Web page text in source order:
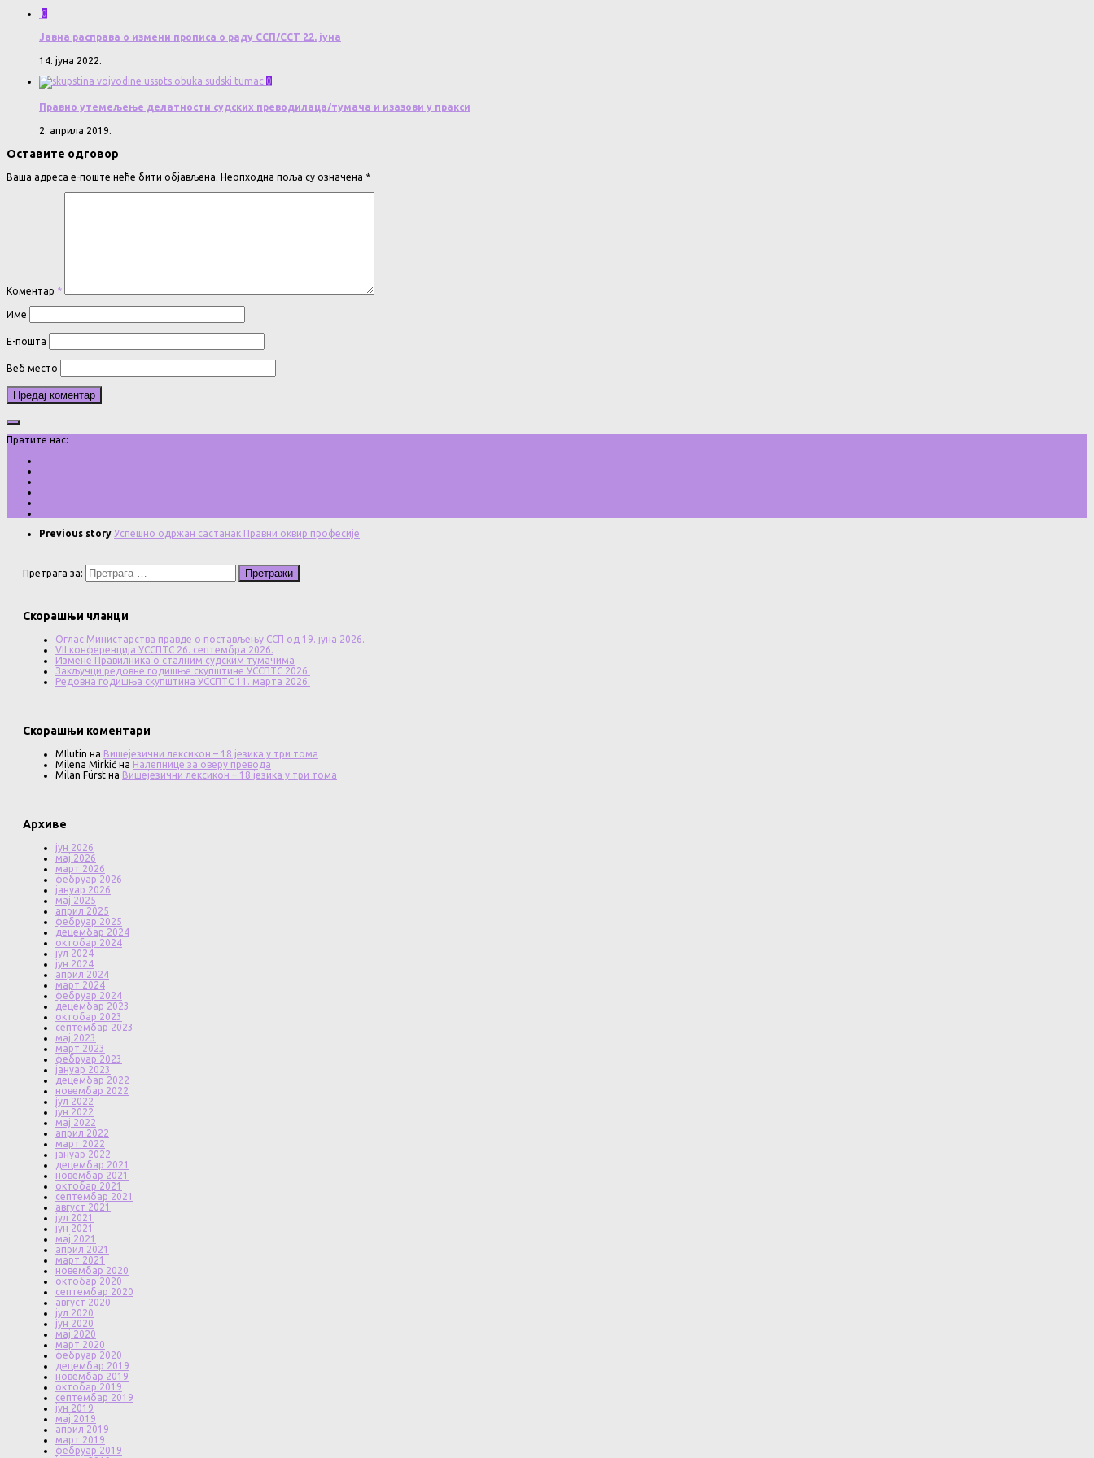
0
Јавна расправа о измени прописа о раду ССП/ССТ 22. јуна
14. јуна 2022.
0
Правно утемељење делатности судских преводилаца/тумача и изазови у пракси
2. априла 2019.
Оставите одговор
Ваша адреса е-поште неће бити објављена. Неопходна поља су означена *
Коментар *
Име
Е-пошта
Веб место
Пратите нас:
Previous story Успешно одржан састанак Правни оквир професије
Претрага за:
Скорашњи чланци
Оглас Министарства правде о постављењу ССП од 19. јуна 2026.
VII конференција УССПТС 26. септембра 2026.
Измене Правилника о сталним судским тумачима
Закључци редовне годишње скупштине УССПТС 2026.
Редовна годишња скупштина УССПТС 11. марта 2026.
Скорашњи коментари
MIlutin на Вишејезични лексикон – 18 језика у три тома
Milena Mirkić на Налепнице за оверу превода
Milan Fürst на Вишејезични лексикон – 18 језика у три тома
Архиве
јун 2026
мај 2026
март 2026
фебруар 2026
јануар 2026
мај 2025
април 2025
фебруар 2025
децембар 2024
октобар 2024
јул 2024
јун 2024
април 2024
март 2024
фебруар 2024
децембар 2023
октобар 2023
септембар 2023
мај 2023
март 2023
фебруар 2023
јануар 2023
децембар 2022
новембар 2022
јул 2022
јун 2022
мај 2022
април 2022
март 2022
јануар 2022
децембар 2021
новембар 2021
октобар 2021
септембар 2021
август 2021
јул 2021
јун 2021
мај 2021
април 2021
март 2021
новембар 2020
октобар 2020
септембар 2020
август 2020
јул 2020
јун 2020
мај 2020
март 2020
фебруар 2020
децембар 2019
новембар 2019
октобар 2019
септембар 2019
јун 2019
мај 2019
април 2019
март 2019
фебруар 2019